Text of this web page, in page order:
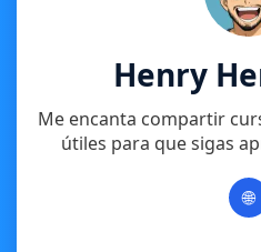
Henry
Me encanta compartir
útiles para que sigas
🌐